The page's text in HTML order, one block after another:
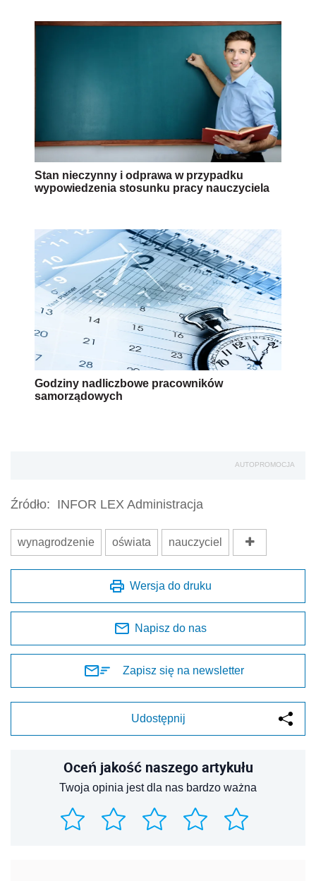
Stan nieczynny i odprawa w przypadku
wypowiedzenia stosunku pracy nauczyciela
Godziny nadliczbowe pracowników
samorządowych
AUTOPROMOCJA
Źródło: INFOR LEX Administracja
wynagrodzenie oświata nauczyciel
Wersja do druku
Napisz do nas
Zapisz się na newsletter
Udostępnij
Oceń jakość naszego artykułu
Twoja opinia jest dla nas bardzo ważna